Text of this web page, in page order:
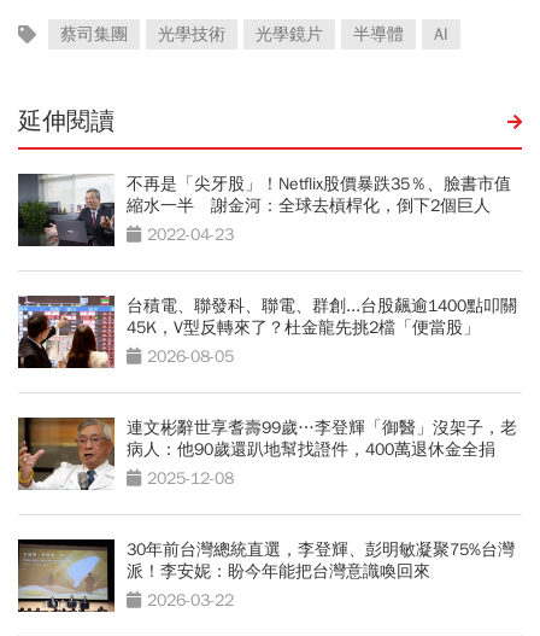
蔡司集團 光學技術 光學鏡片 半導體 AI
延伸閱讀
不再是「尖牙股」！Netflix股價暴跌35％、臉書市值
縮水一半 謝金河：全球去槓桿化，倒下2個巨人
2022-04-23
台積電、聯發科、聯電、群創...台股飆逾1400點叩關
45K，V型反轉來了？杜金龍先挑2檔「便當股」
2026-08-05
連文彬辭世享耆壽99歲…李登輝「御醫」沒架子，老
病人：他90歲還趴地幫找證件，400萬退休金全捐
2025-12-08
30年前台灣總統直選，李登輝、彭明敏凝聚75%台灣
派！李安妮：盼今年能把台灣意識喚回來
2026-03-22